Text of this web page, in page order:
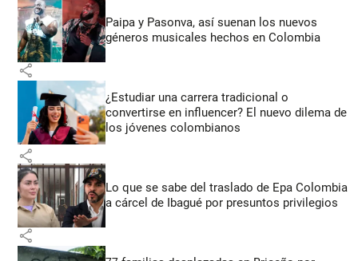
Paipa y Pasonva, así suenan los nuevos
géneros musicales hechos en Colombia
share
¿Estudiar una carrera tradicional o
convertirse en influencer? El nuevo dilema de
los jóvenes colombianos
share
Lo que se sabe del traslado de Epa Colombia
a cárcel de Ibagué por presuntos privilegios
share